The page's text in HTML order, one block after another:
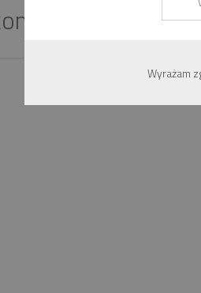
"
Wyrażam